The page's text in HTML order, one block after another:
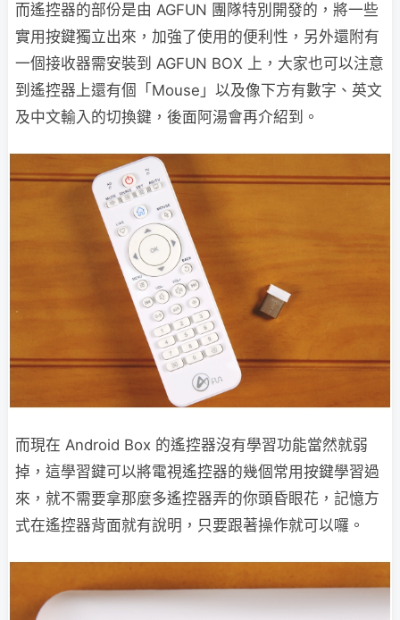
而遙控器的部份是由 AGFUN 團隊特別開發的，將一些
實用按鍵獨立出來，加強了使用的便利性，另外還附有
一個接收器需安裝到 AGFUN BOX 上，大家也可以注意
到遙控器上還有個「Mouse」以及像下方有數字、英文
及中文輸入的切換鍵，後面阿湯會再介紹到。
而現在 Android Box 的遙控器沒有學習功能當然就弱
掉，這學習鍵可以將電視遙控器的幾個常用按鍵學習過
來，就不需要拿那麼多遙控器弄的你頭昏眼花，記憶方
式在遙控器背面就有說明，只要跟著操作就可以囉。